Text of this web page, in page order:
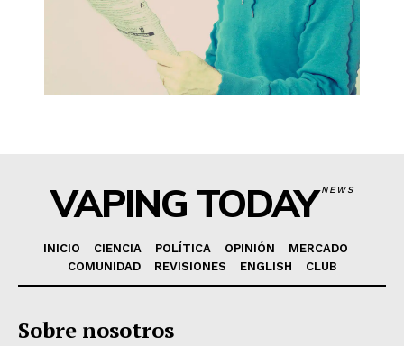
VAPING TODAYNEWS
INICIO CIENCIA POLÍTICA OPINIÓN
MERCADO
COMUNIDAD
REVISIONES ENGLISH CLUB
Sobre nosotros